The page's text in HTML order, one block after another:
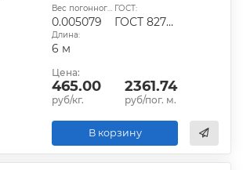
Вес погонного метра, т.:
0.005079
ГОСТ:
ГОСТ 8278-83
Длина:
6 м
Цена:
465.00
руб/кг.
2361.74
руб/пог. м.
В корзину